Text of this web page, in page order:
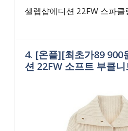
셀렙샵에디션 22FW 스파클
4. [온플][최초가89 900
션 22FW 소프트 부클